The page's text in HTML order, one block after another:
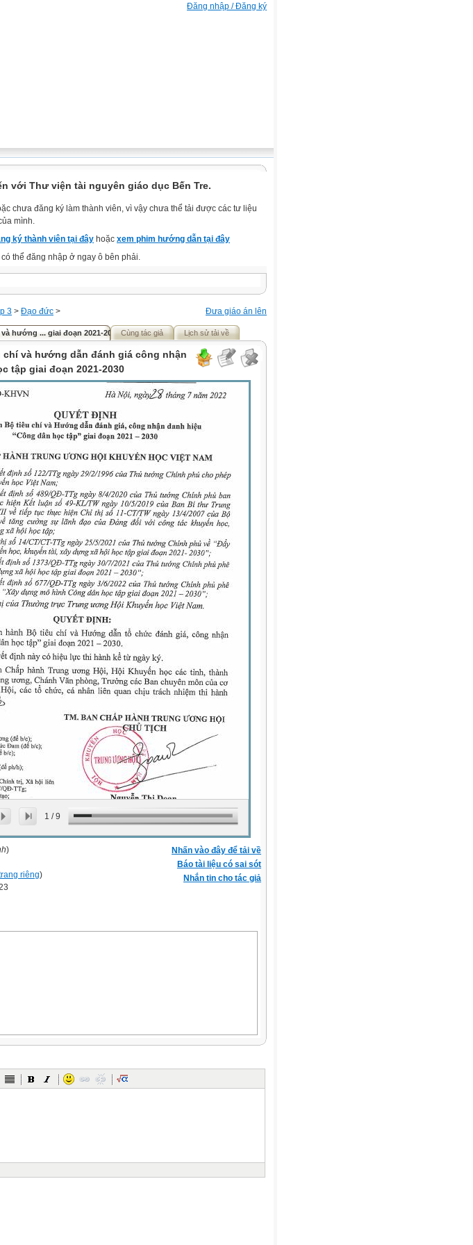
Đăng nhập / Đăng ký
với Thư viện tài nguyên giáo dục Bến Tre.
chưa đăng ký làm thành viên, vì vậy chưa thể tải được các tư liệu
mình.
ký thành viên tại đây hoặc xem phim hướng dẫn tại đây
thể đăng nhập ở ngay ô bên phải.
Đưa giáo án lên
3 > Đạo đức >
hướng ... giai đoạn 2021-2030Cùng tác giả Lịch sử tải về
chí và hướng dẫn đánh giá công nhận
tập giai đoạn 2021-2030
1 /9
Nhấn vào đây để tải về
Báo tài liệu có sai sót
Nhắn tin cho tác giả
)
riêng)